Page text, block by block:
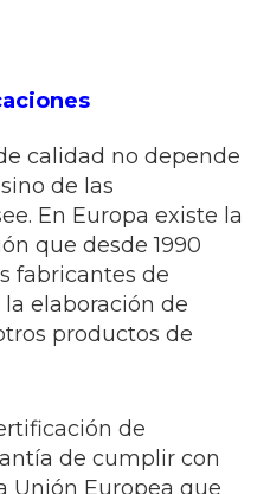
calidad no depende
de las
En Europa existe la
que desde 1990
fabricantes de
elaboración de
productos de
de
de cumplir con
Unión Europea que